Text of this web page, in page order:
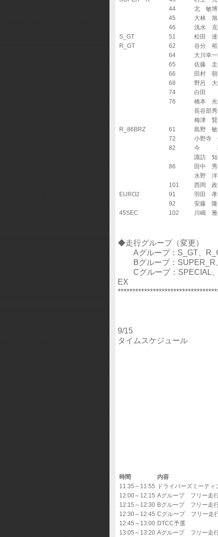
44
北 敏博
45
大林 旭
46
浅水 克
S_GT
51
松田 達
R_GT
62
谷分 裕
64
大川幸
65
佐藤 圭
66
田村 朝
68
野呂 大
74
白田
76
橋本 光
長谷部
梅津 賢
R_86BRZ
61
島野 敏
72
小野寺
82
今
諏訪 知
86
田中 秀
水野 洋
101
西岡 政
EURO2
91
羽田 孝
92
安藤 隆
45SEC
102 川嶋 雅
◆走行グループ（変更）
Aグループ：S_GT、
Bグループ：SUPER_R
Cグループ：SPECIAL、
EX
9/15
タイムスケジュール
時間
内容
11:35～11:55
ドライバーズミーティ
12:00～12:15 Aグループ フリー走
12:15～12:30 Bグループ フリー走
12:30～12:45 Cグループ フリー走
12:45～13:00 DTCC予選
13:05～13:20 Aグループ フリー走